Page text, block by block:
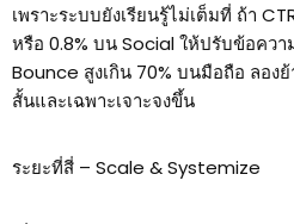
เพราะระบบยังเรียนรู้ไม่เต็มที่ ถ้า
หรือ 0.8% บน Social ให้ปรับข้อคว
Bounce สูงเกิน 70% บนมือถือ ลอง
สั้นและเฉพาะเจาะจงขึ้น
ระยะที่สี่ – Scale & Systemize